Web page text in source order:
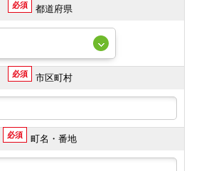
必須 都道府県
必須 市区町村
必須 町名・番地